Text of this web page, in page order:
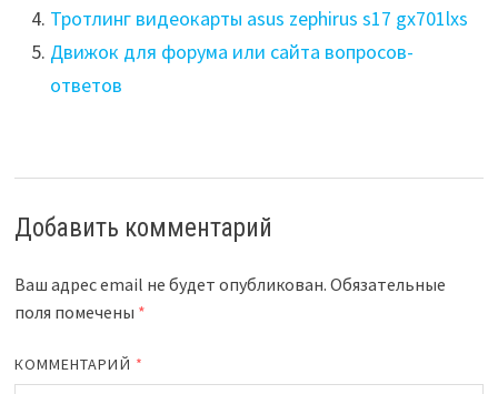
Тротлинг видеокарты asus zephirus s17 gx701lxs
Движок для форума или сайта вопросов-
ответов
Добавить комментарий
Ваш адрес email не будет опубликован. Обязательные
поля помечены *
КОММЕНТАРИЙ *